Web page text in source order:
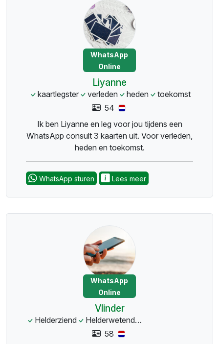
WhatsApp
Online
Liyanne
kaartlegster verleden heden
toekomst
54
Ik ben Liyanne en leg voor jou tijdens een
WhatsApp consult 3 kaarten uit. Voor verleden,
heden en toekomst.
WhatsApp sturen Lees meer
WhatsApp
Online
Vlinder
Helderziend Helderwetend
58